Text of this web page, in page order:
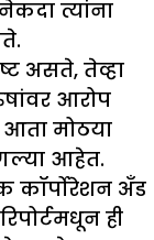
त्यांना
असते, तेव्हा
आरोप
मोठया
आहेत.
कॉर्पोरेशन अँड
ही